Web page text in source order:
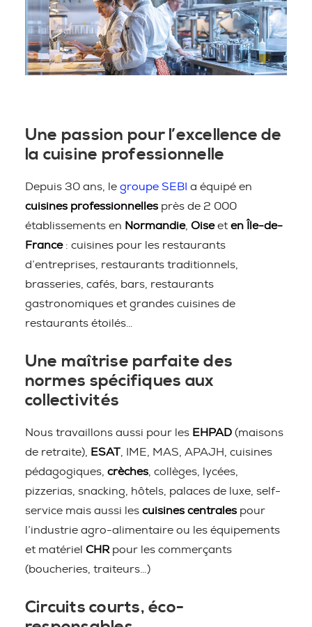
Une passion pour l’excellence de
la cuisine professionnelle
Depuis 30 ans, le groupe SEBI a équipé en
cuisines professionnelles près de 2 000
établissements en Normandie, Oiseet en Île-de-
France: cuisines pour les restaurants
d’entreprises, restaurants traditionnels,
brasseries, cafés, bars, restaurants
gastronomiques et grandes cuisines de
restaurants étoilés…
Une maîtrise parfaite des
normes spécifiques aux
collectivités
Nous travaillons aussi pour les EHPAD (maisons
de retraite),
ESAT , IME, MAS, APAJH, cuisines
pédagogiques, crèches , collèges, lycées,
pizzerias, snacking, hôtels, palaces de luxe, self-
service mais aussi les cuisines centrales pour
l’industrie agro-alimentaire ou les équipements
et matériel CHR pour les commerçants
(boucheries, traiteurs…)
Circuits courts, éco-